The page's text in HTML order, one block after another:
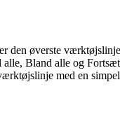
den øverste værktøjslinje
alle, Bland alle og Fortsæt
med en simpel